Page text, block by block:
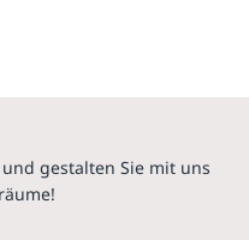
gestalten Sie mit uns